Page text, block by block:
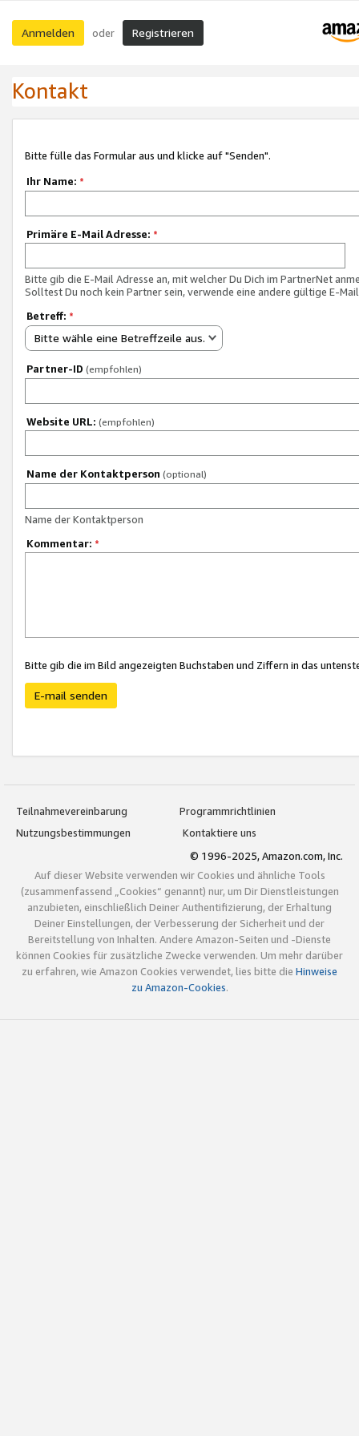
Anmelden oder Registrieren
Kontakt
Bitte fülle das Formular aus und klicke auf "Senden".
Ihr Name: *
Primäre E-Mail Adresse: *
Bitte gib die E-Mail Adresse an, mit welcher Du Dich im PartnerNet
Solltest Du noch kein Partner sein, verwende eine andere gültige E-
Betreff: *
Bitte wähle eine Betreffzeile aus.
Partner-ID (empfohlen)
Website URL: (empfohlen)
Name der Kontaktperson (optional)
Name der Kontaktperson
Kommentar: *
Bitte gib die im Bild angezeigten Buchstaben und Ziffern in das
E-mail senden
Teilnahmevereinbarung
Programmrichtlinien
Nutzungsbestimmungen
Kontaktiere uns
© 1996-2025, Amazon.com, Inc.
Auf dieser Website verwenden wir Cookies und ähnliche Tools
(zusammenfassend „Cookies“ genannt) nur, um Dir Dienstleistungen
anzubieten, einschließlich Deiner Authentifizierung, der Erhaltung
Deiner Einstellungen, der Verbesserung der Sicherheit und der
Bereitstellung von Inhalten. Andere Amazon-Seiten und -Dienste
können Cookies für zusätzliche Zwecke verwenden. Um mehr darüber
zu erfahren, wie Amazon Cookies verwendet, lies bitte die Hinweise
zu Amazon-Cookies.